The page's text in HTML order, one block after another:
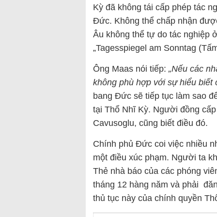
Kỳ đã không tái cấp phép tác
Đức. Không thể chấp nhận
Âu không thể tự do tác nghiệp
„Tagesspiegel am Sonntag
Ông Maas nói tiếp: „Nếu các
không phù hợp với sự hiểu biết
bang Đức sẽ tiếp tục làm sao
tại Thổ Nhĩ Kỳ. Người đồng
Cavusoglu, cũng biết điều đó.
Chính phủ Đức coi việc nhiều
một điều xúc phạm. Người ta
Thẻ nhà báo của các phóng
tháng 12 hàng năm và phải
thủ tục này của chính quyền